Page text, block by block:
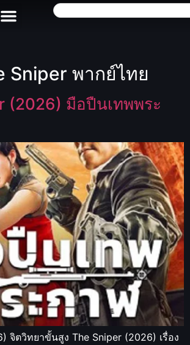
Sniper พากย์ไทย
(2026) มือปืนเทพพระ
จิตวิทยาขั้นสูง The Sniper (2026) เรื่อง